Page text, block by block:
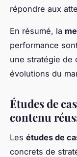
répondre aux
En résumé, la
performance
une stratégie de
évolutions du
Études de
contenu
Les études de
concrets de